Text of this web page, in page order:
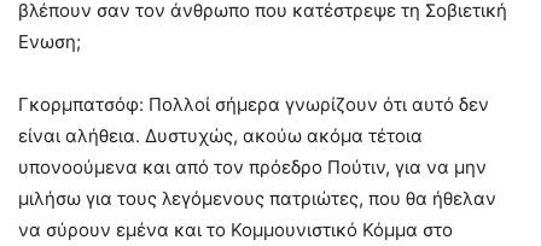
βλέπουν σαν τον άνθρωπο που κατέστρεψε τη Σοβιετική
Ενωση;
Γκορμπατσόφ: Πολλοί σήμερα γνωρίζουν ότι αυτό δεν
είναι αλήθεια. Δυστυχώς, ακούω ακόμα τέτοια
υπονοούμενα και από τον πρόεδρο Πούτιν, για να μην
μιλήσω για τους λεγόμενους πατριώτες, που θα ήθελαν
να σύρουν εμένα και το Κομμουνιστικό Κόμμα στο